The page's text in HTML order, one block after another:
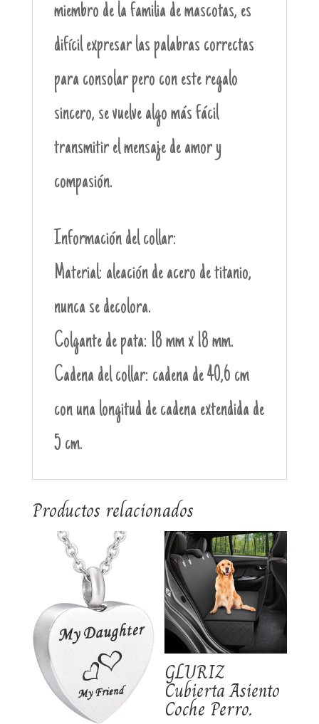
miembro de la familia de mascotas, es
difícil expresar las palabras correctas
para consolar pero con este regalo
sincero, se vuelve algo más fácil
transmitir el mensaje de amor y
compasión.
Información del collar:
Material: aleación de acero de titanio,
nunca se decolora.
Colgante de pata: 18 mm x 18 mm.
Cadena del collar: cadena de 40,6 cm
con una longitud de cadena extendida de
5 cm.
Productos relacionados
GLURIZ
Cubierta Asiento
Coche Perro.